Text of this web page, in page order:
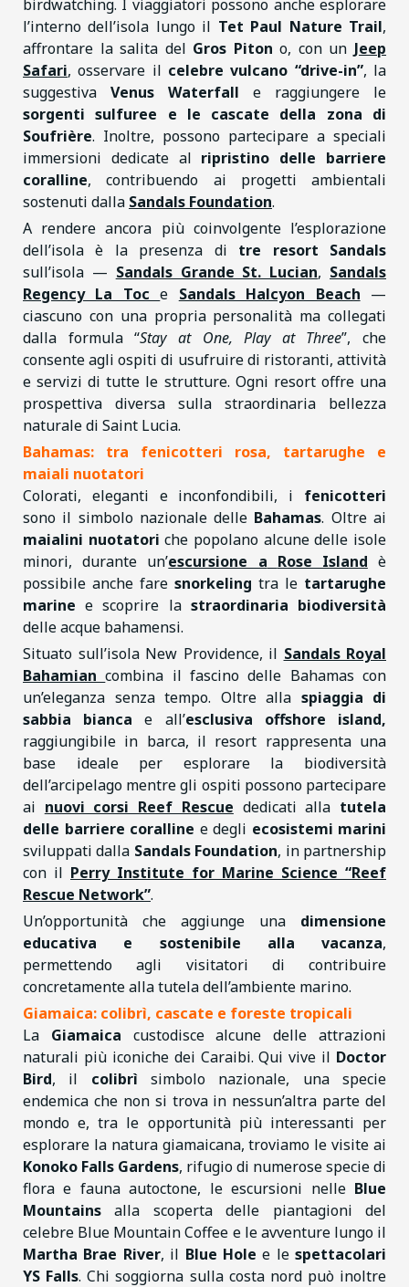
birdwatching. I viaggiatori possono anche esplorare
l’interno dell’isola lungo il Tet Paul Nature Trail,
affrontare la salita del Gros Piton o, con un Jeep
Safari, osservare il celebre vulcano “drive-in”, la
suggestiva Venus Waterfall e raggiungere le
sorgenti sulfuree e le cascate della zona di
Soufrière. Inoltre, possono partecipare a speciali
immersioni dedicate al ripristino delle barriere
coralline, contribuendo ai progetti ambientali
sostenuti dalla Sandals Foundation.
A rendere ancora più coinvolgente l’esplorazione
dell’isola è la presenza di tre resort Sandals
sull’isola — Sandals Grande St. Lucian, Sandals
Regency La Toce Sandals Halcyon Beach —
ciascuno con una propria personalità ma collegati
dalla formula “Stay at One, Play at Three”, che
consente agli ospiti di usufruire di ristoranti, attività
e servizi di tutte le strutture. Ogni resort offre una
prospettiva diversa sulla straordinaria bellezza
naturale di Saint Lucia.
Bahamas: tra fenicotteri rosa, tartarughe e
maiali nuotatori
Colorati, eleganti e inconfondibili, i fenicotteri
sono il simbolo nazionale delle Bahamas. Oltre ai
maialini nuotatori che popolano alcune delle isole
minori, durante un’escursione a Rose Island è
possibile anche fare snorkeling tra le tartarughe
marine e scoprire la straordinaria biodiversità
delle acque bahamensi.
Situato sull’isola New Providence, il Sandals Royal
Bahamiancombina il fascino delle Bahamas con
un’eleganza senza tempo. Oltre alla spiaggia di
sabbia bianca e all’esclusiva offshore island,
raggiungibile in barca, il resort rappresenta una
base ideale per esplorare la biodiversità
dell’arcipelago mentre gli ospiti possono partecipare
ai nuovi corsi Reef Rescue dedicati alla tutela
delle barriere coralline e degli ecosistemi marini
sviluppati dalla Sandals Foundation, in partnership
con il Perry Institute for Marine Science “Reef
Rescue Network”.
Un’opportunità che aggiunge una dimensione
educativa e sostenibile alla vacanza,
permettendo agli visitatori di contribuire
concretamente alla tutela dell’ambiente marino.
Giamaica: colibrì, cascate e foreste tropicali
La Giamaica custodisce alcune delle attrazioni
naturali più iconiche dei Caraibi. Qui vive il Doctor
Bird, il colibrì simbolo nazionale, una specie
endemica che non si trova in nessun’altra parte del
mondo e, tra le opportunità più interessanti per
esplorare la natura giamaicana, troviamo le visite ai
Konoko Falls Gardens, rifugio di numerose specie di
flora e fauna autoctone, le escursioni nelle Blue
Mountainsalla scoperta delle piantagioni del
celebre Blue Mountain Coffee e le avventure lungo il
Martha Brae River, il Blue Hole e le spettacolari
YS Falls. Chi soggiorna sulla costa nord può inoltre